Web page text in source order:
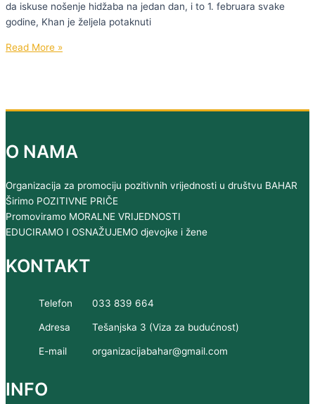
da iskuse nošenje hidžaba na jedan dan, i to 1. februara svake
godine, Khan je željela potaknuti
KONKURS
PRIČU
POVODOM
DANA
HIDŽABA
Read More »
O NAMA
Organizacija za promociju pozitivnih vrijednosti u društvu BAHAR
Širimo POZITIVNE PRIČE
Promoviramo MORALNE VRIJEDNOSTI
EDUCIRAMO I OSNAŽUJEMO djevojke i žene
KONTAKT
Telefon 033 839 664
Adresa Tešanjska 3 (Viza za budućnost)
E-mail organizacijabahar@gmail.com
INFO